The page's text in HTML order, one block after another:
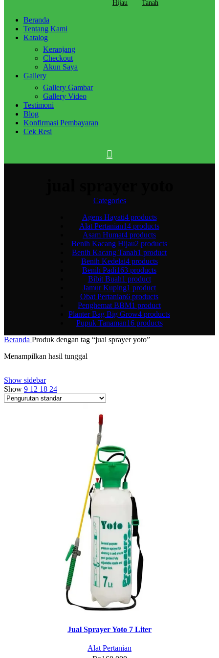
Hijau
Tanah
Beranda
Tentang Kami
Katalog
Keranjang
Checkout
Akun Saya
Gallery
Gallery Gambar
Gallery Video
Testimoni
Blog
Konfirmasi Pembayaran
Cek Resi
Categories
Agens Hayati4 products
Alat Pertanian14 products
Asam Humat4 products
Benih Kacang Hijau2 products
Benih Kacang Tanah1 product
Benih Kedelai4 products
Benih Padi163 products
Bibit Buah1 product
Jamur Kuping1 product
Obat Pertanian6 products
Penghemat BBM1 product
Planter Bag Big Grow4 products
Pupuk Tanaman16 products
Beranda Produk dengan tag “jual sprayer yoto”
Menampilkan hasil tunggal
Show sidebar
Show 9 12 18 24
Jual Sprayer Yoto 7 Liter
Alat Pertanian